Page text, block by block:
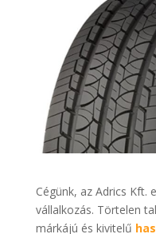
Cégünk, az Adrics
vállalkozás. Törtelen
márkájú és kivitelű